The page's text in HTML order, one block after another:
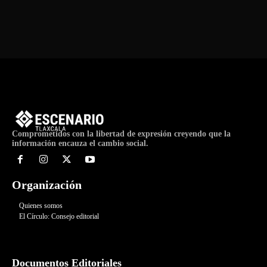
Comprometidos con la libertad de expresión creyendo que la
información encauza el cambio social.
Organización
Quienes somos
El Círculo: Consejo editorial
Documentos Editoriales